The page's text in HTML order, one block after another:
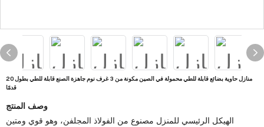
منازل حاوية بضائع قابلة للطي محمولة في الصين مكونة من 3 غرف نوم جاهزة الصنع قابلة للطي بطول 20
قدمًا
وصف المنتج
الهيكل الرئيسي للمنزل مصنوع من الفولاذ المجلفن، وهو قوي ومتين